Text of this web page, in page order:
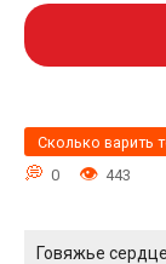
Сколько варить
0
443
Говяжье